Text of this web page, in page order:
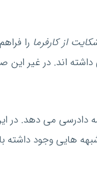
از کارفرما را
داشته اند. در غیر
دادرسی می دهد. در
هایی وجود داشته